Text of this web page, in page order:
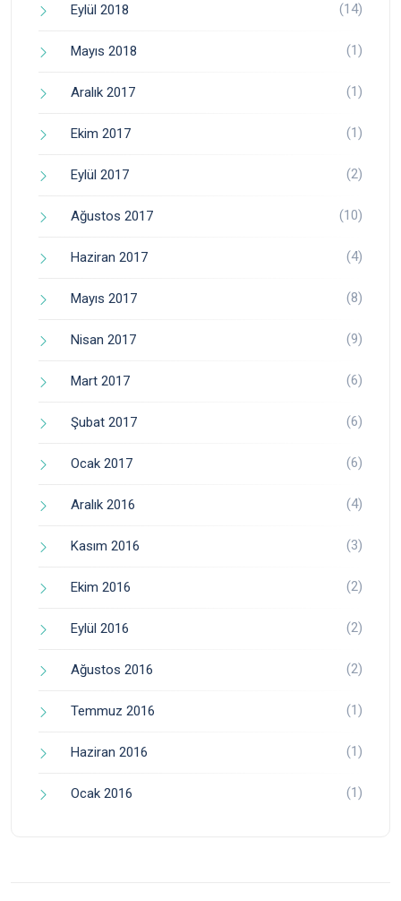
Eylül 2018 (14)
Mayıs 2018 (1)
Aralık 2017 (1)
Ekim 2017 (1)
Eylül 2017 (2)
Ağustos 2017 (10)
Haziran 2017 (4)
Mayıs 2017 (8)
Nisan 2017 (9)
Mart 2017 (6)
Şubat 2017 (6)
Ocak 2017 (6)
Aralık 2016 (4)
Kasım 2016 (3)
Ekim 2016 (2)
Eylül 2016 (2)
Ağustos 2016 (2)
Temmuz 2016 (1)
Haziran 2016 (1)
Ocak 2016 (1)